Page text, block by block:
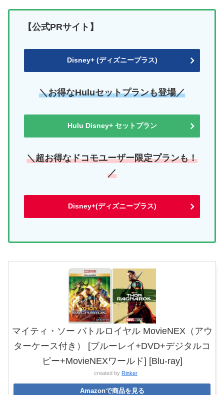
【公式PRサイト】
Disney+ (ディズニープラス)
＼お得なHuluセットプランも登場／
Hulu Disney+ セットプラン
＼超お得なドコモユーザー限定プランも！
／
Disney+(ディズニープラス)
マイティ・ソー バトルロイヤル MovieNEX（アウ
ターケース付き） [ブルーレイ+DVD+デジタルコ
ピー+MovieNEXワールド] [Blu-ray]
created by Rinker
Amazonで商品を見る